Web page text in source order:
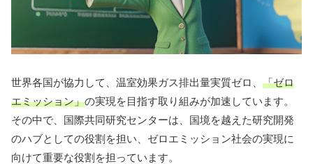
世界各国が協力して、温室効果ガス排出量実質ゼロ、 「ゼロ
エミッション」の実現を目指す取り組みが加速しています。
その中で、国際共同研究センターは、国境を越えた研究開発
のハブとしての役割を担い、ゼロエミッション社会の実現に
向けて重要な役割を担っています。